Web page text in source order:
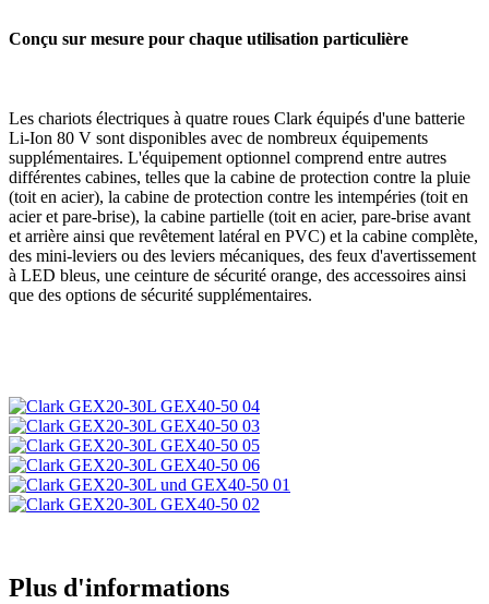
Conçu sur mesure pour chaque utilisation particulière
Les chariots électriques à quatre roues Clark équipés d'une batterie
Li-Ion 80 V sont disponibles avec de nombreux équipements
supplémentaires. L'équipement optionnel comprend entre autres
différentes cabines, telles que la cabine de protection contre la pluie
(toit en acier), la cabine de protection contre les intempéries (toit en
acier et pare-brise), la cabine partielle (toit en acier, pare-brise avant
et arrière ainsi que revêtement latéral en PVC) et la cabine complète,
des mini-leviers ou des leviers mécaniques, des feux d'avertissement
à LED bleus, une ceinture de sécurité orange, des accessoires ainsi
que des options de sécurité supplémentaires.
Plus d'informations